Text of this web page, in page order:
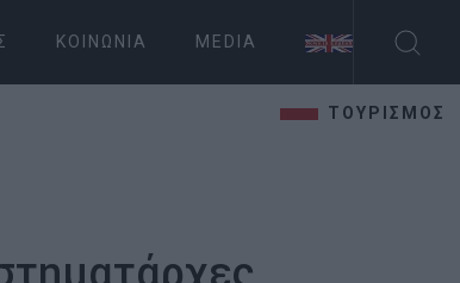
ΚΟΙΝΩΝΊΑ MEDIA
ΤΟΥΡΙΣΜΟΣ